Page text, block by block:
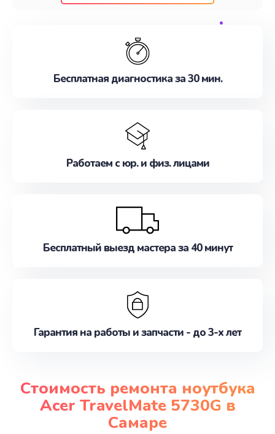
обслуживание, удовлетворяя их потребности
наилучшим образом. Не медлите записаться на
Бесплатная диагностика за 30 мин.
Работаем с юр. и физ. лицами
Бесплатный выезд мастера за 40 минут
Гарантия на работы и запчасти - до 3-х лет
Стоимость ремонта ноутбука
Acer TravelMate 5730G в
Самаре